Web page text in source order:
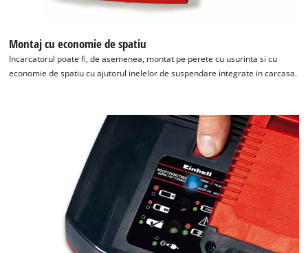
Montaj cu economie de spatiu
Incarcatorul poate fi, de asemenea, montat pe perete cu usurinta si cu
economie de spatiu cu ajutorul inelelor de suspendare integrate in carcasa.